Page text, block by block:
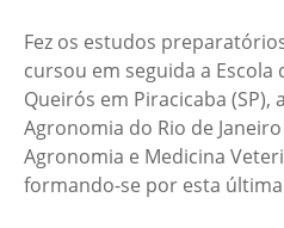
Fez os estudos
cursou em seguida a Escola
Queirós em Piracicaba (SP),
Agronomia do Rio de
Agronomia e Medicina
formando-se por esta última